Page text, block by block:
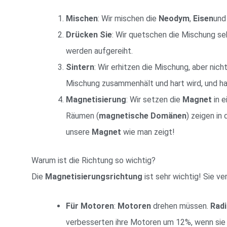
Mischen: Wir mischen die Neodym, Eisen
Drücken Sie: Wir quetschen die Mischung
werden aufgereiht.
Sintern: Wir erhitzen die Mischung, aber
Mischung zusammenhält und hart wird, und
Magnetisierung: Wir setzen die Magnet in
Räumen (magnetische Domänen) zeigen in
unsere Magnet wie man zeigt!
Warum ist die Richtung so wichtig?
Die Magnetisierungsrichtung ist sehr wichtig! Sie
Für Motoren: Motoren drehen müssen.
verbesserten ihre Motoren um 12%, wenn